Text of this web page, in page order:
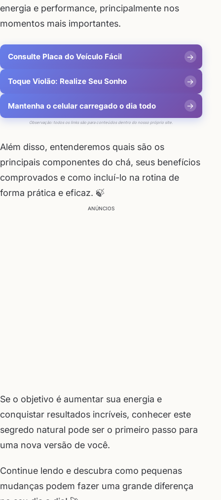
energia e performance, principalmente nos
momentos mais importantes.
Consulte Placa do Veículo Fácil
Toque Violão: Realize Seu Sonho
Mantenha o celular carregado o dia todo
Observação: todos os links são para conteúdos dentro do nosso próprio site.
Além disso, entenderemos quais são os
principais componentes do chá, seus benefícios
comprovados e como incluí-lo na rotina de
forma prática e eficaz. 🍃
ANÚNCIOS
Se o objetivo é aumentar sua energia e
conquistar resultados incríveis, conhecer este
segredo natural pode ser o primeiro passo para
uma nova versão de você.
Continue lendo e descubra como pequenas
mudanças podem fazer uma grande diferença